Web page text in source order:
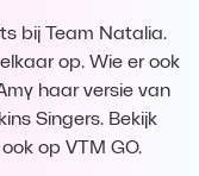
bij Team Natalia.
op. Wie er ook
haar versie van
Singers. Bekijk
op VTM GO.